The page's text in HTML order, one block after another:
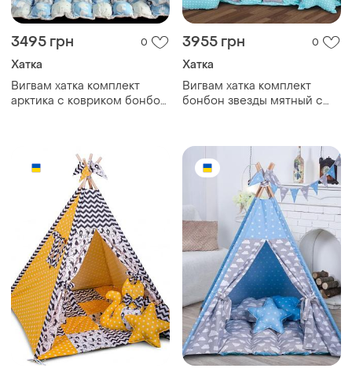
3495 грн 0
Хатка
Вигвам хатка комплект
арктика с ковриком бонбон
3955 грн 0
Хатка
Вигвам хатка комплект
бонбон звезды мятный с